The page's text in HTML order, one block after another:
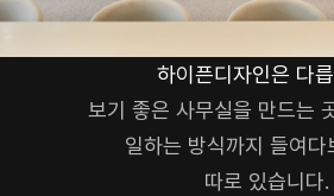
하이픈디자인은 다
보기 좋은 사무실을 만드는
일하는 방식까지 들여다
따로 있습니다.